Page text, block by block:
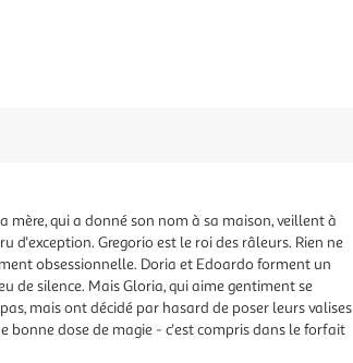
mère, qui a donné son nom à sa maison, veillent à
d'exception. Gregorio est le roi des râleurs. Rien ne
obsessionnelle. Doria et Edoardo forment un
de silence. Mais Gloria, qui aime gentiment se
mais ont décidé par hasard de poser leurs valises
bonne dose de magie - c'est compris dans le forfait